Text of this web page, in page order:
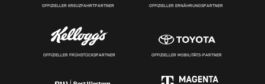
OFFIZIELLER KREUZFAHRTPARTNER OFFIZIELLER ERNÄHRUNGSPARTNER
OFFIZIELLER FRÜHSTÜCKSPARTNER OFFIZIELLER MOBILITÄTS-PARTNER